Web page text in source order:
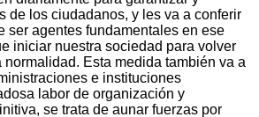
de los ciudadanos, y les va a conferir
ser agentes fundamentales en ese
iniciar nuestra sociedad para volver
normalidad. Esta medida también va a
e instituciones
labor de organización y
se trata de aunar fuerzas por